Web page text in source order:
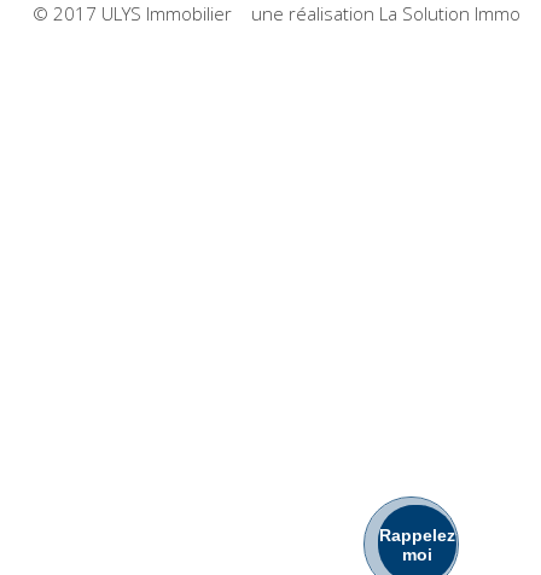
© 2017 ULYS Immobilier une réalisation La Solution Immo
Rappelez
moi